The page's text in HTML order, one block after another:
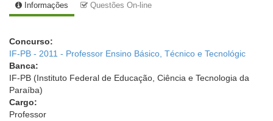
Informações Questões On-line
Concurso:
IF-PB - 2011 - Professor Ensino Básico, Técnico e Tecnológic
Banca:
IF-PB (Instituto Federal de Educação, Ciência e Tecnologia da
Paraíba)
Cargo:
Professor